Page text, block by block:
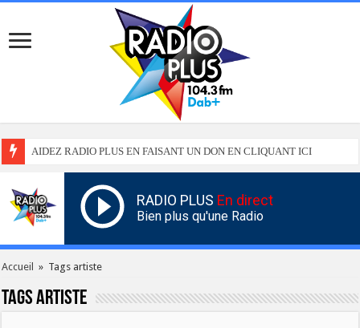
AIDEZ RADIO PLUS EN FAISANT UN DON EN CLIQUANT ICI
RADIO PLUS En direct
Bien plus qu'une Radio
Accueil » Tags artiste
Tagsartiste